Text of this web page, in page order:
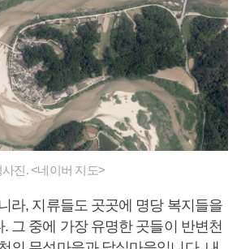
진. <네이버 지도>
라, 지류들도 곳곳에 명당 복지들을
그 중에 가장 유명한 곳들이 반변천